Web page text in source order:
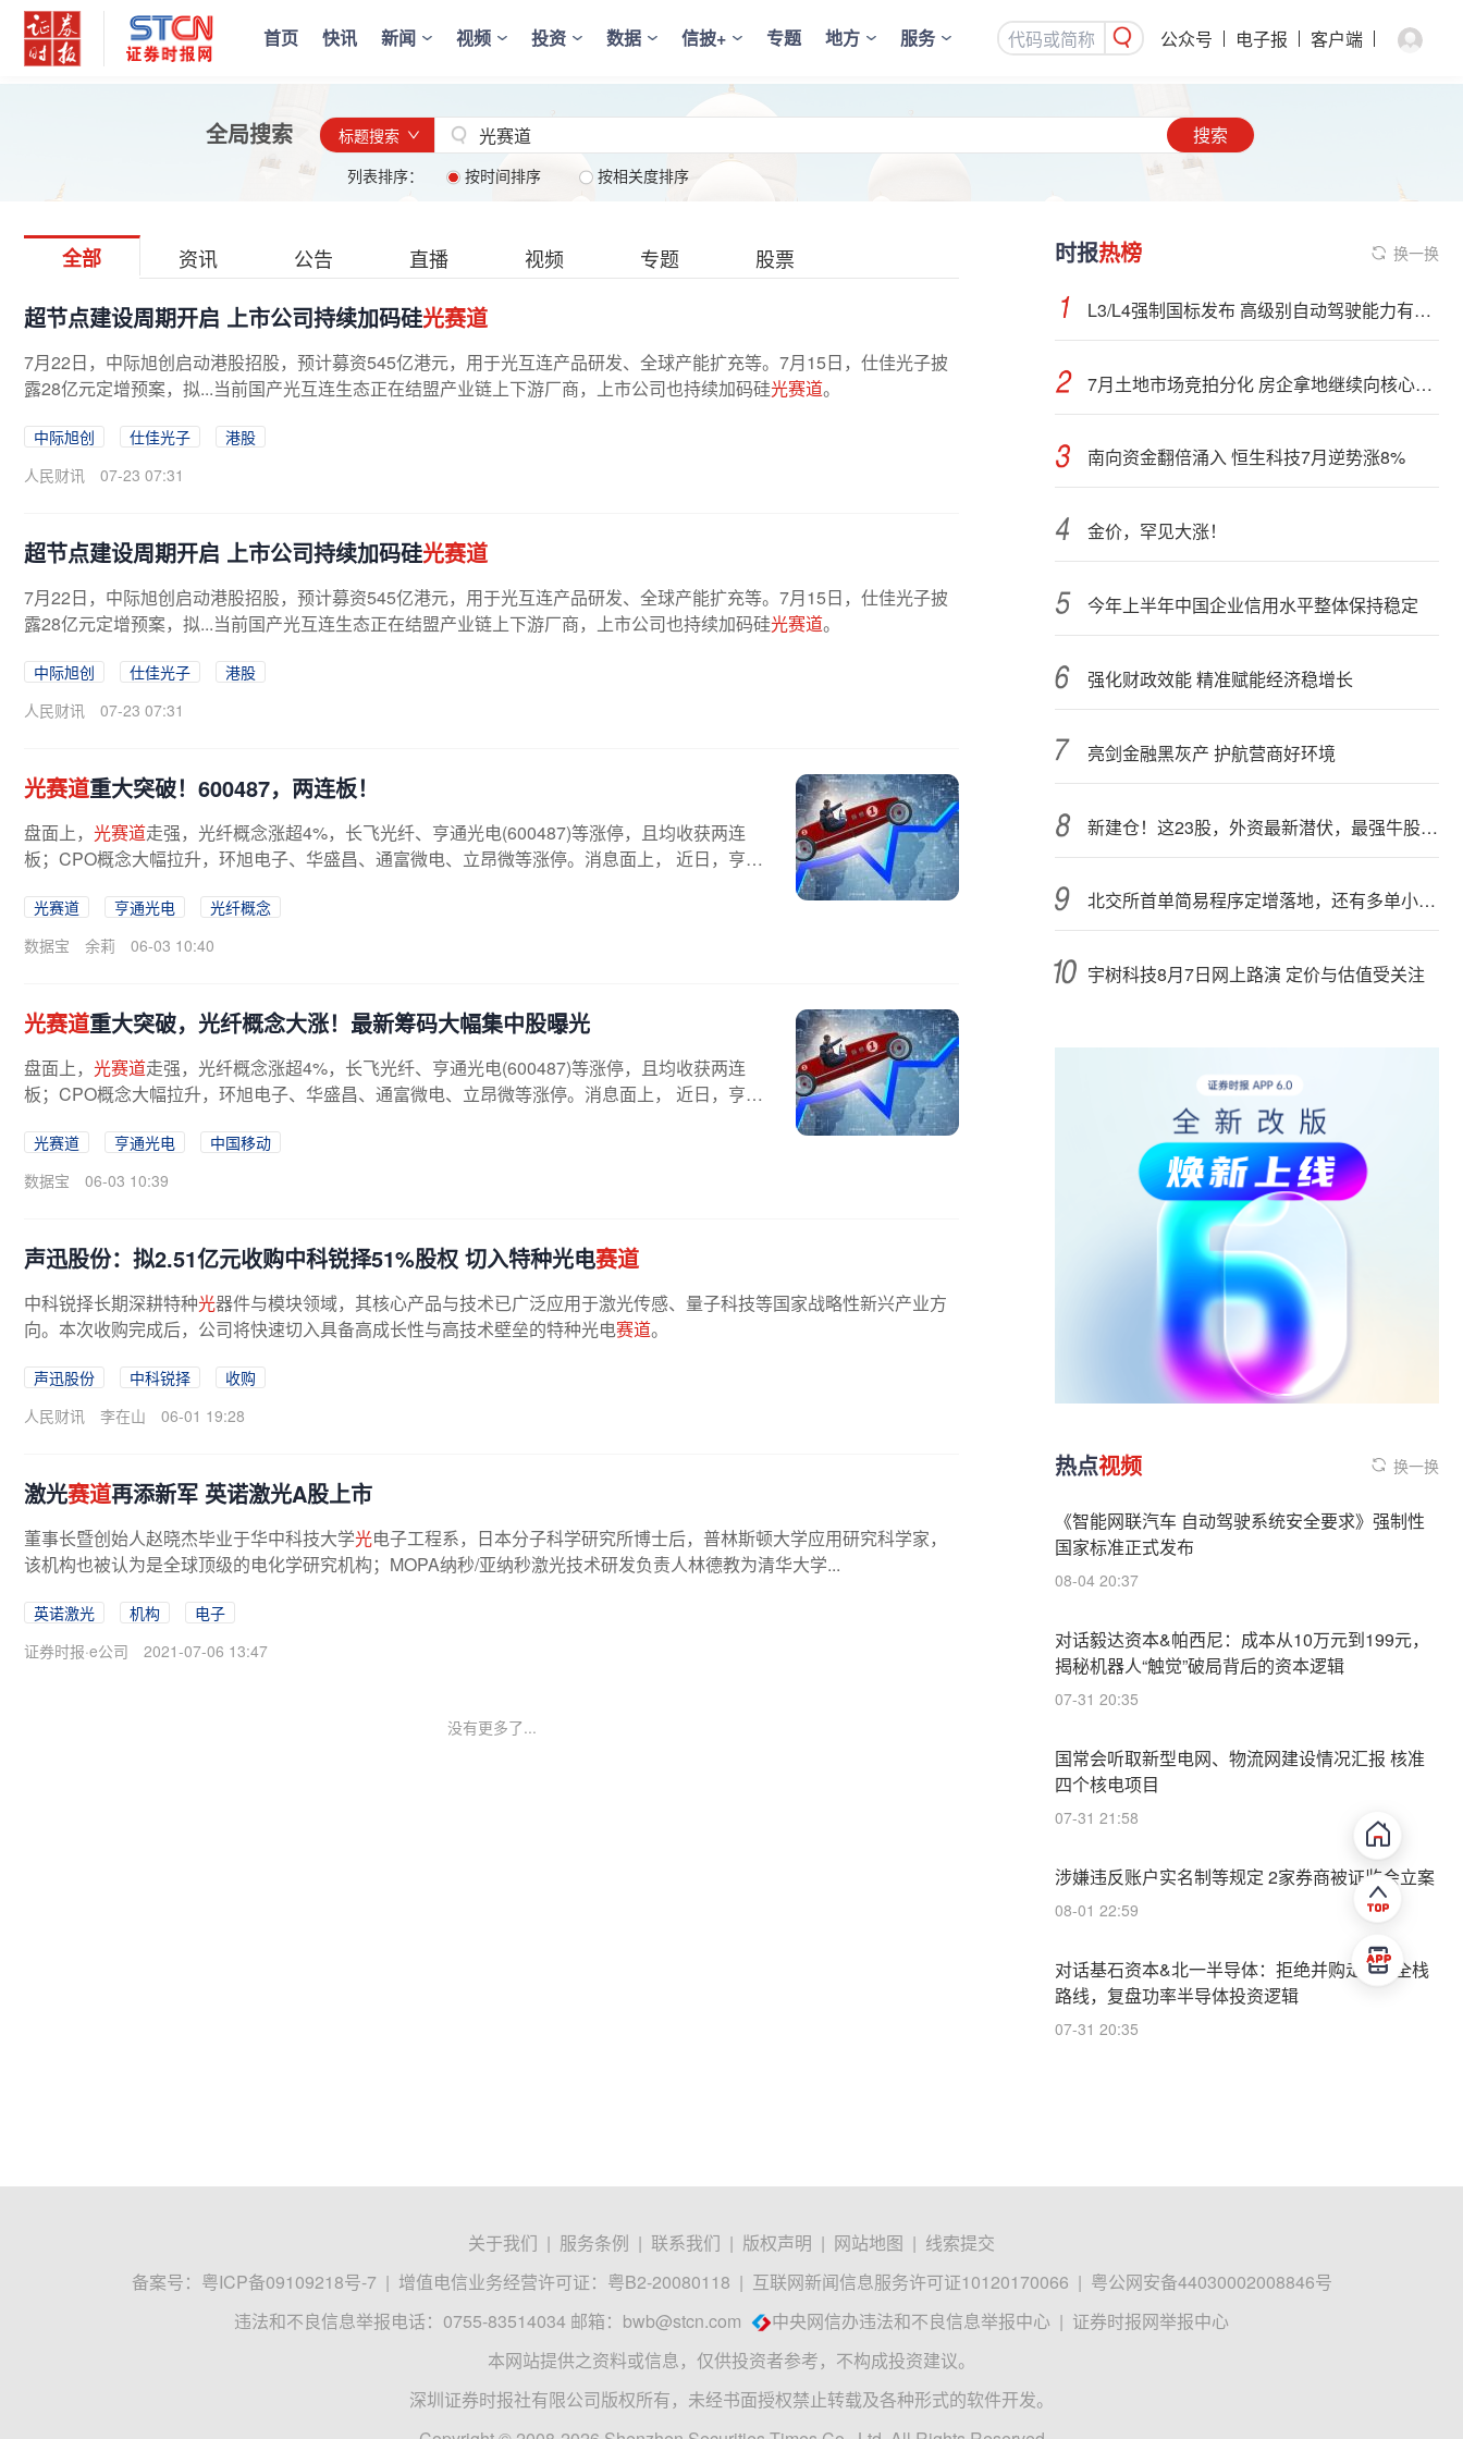
首页 快讯 新闻 视频 投资 数据 信披+ 专题 地方 服务 公众号 电子报 客户端
全局搜索 标题搜索 搜索
列表排序： 按时间排序 按相关度排序
全部 资讯 公告 直播 视频 专题 股票
超节点建设周期开启 上市公司持续加码硅光赛道
7月22日，中际旭创启动港股招股，预计募资545亿港元，用于光互连产品研发、全球产能扩充等。7月15日，仕佳光子披
露28亿元定增预案，拟...当前国产光互连生态正在结盟产业链上下游厂商，上市公司也持续加码硅光赛道。
中际旭创 仕佳光子
港股
人民财讯
07-23 07:31
超节点建设周期开启 上市公司持续加码硅光赛道
7月22日，中际旭创启动港股招股，预计募资545亿港元，用于光互连产品研发、全球产能扩充等。7月15日，仕佳光子披
露28亿元定增预案，拟...当前国产光互连生态正在结盟产业链上下游厂商，上市公司也持续加码硅光赛道。
中际旭创 仕佳光子
港股
人民财讯
07-23 07:31
光赛道重大突破！600487，两连板！
盘面上， 光赛道走强，光纤概念涨超4%，长飞光纤、亨通光电(600487)等涨停，且均收获两连
板；CPO概念大幅拉升，环旭电子、华盛昌、通富微电、立昂微等涨停。消息面上， 近日，亨通
光赛道 亨通光电
光纤概念
数据宝
余莉 06-03 10:40
光赛道重大突破，光纤概念大涨！最新筹码大幅集中股曝光
盘面上， 光赛道走强，光纤概念涨超4%，长飞光纤、亨通光电(600487)等涨停，且均收获两连
板；CPO概念大幅拉升，环旭电子、华盛昌、通富微电、立昂微等涨停。消息面上， 近日，亨通
光赛道 亨通光电
中国移动
数据宝
06-03 10:39
声迅股份：拟2.51亿元收购中科锐择51%股权 切入特种光电赛道
中科锐择长期深耕特种光器件与模块领域，其核心产品与技术已广泛应用于激光传感、量子科技等国家战略性新兴产业方
向。本次收购完成后，公司将快速切入具备高成长性与高技术壁垒的特种光电赛道。
声迅股份 中科锐择
收购
人民财讯
李在山 06-01 19:28
激光赛道再添新军 英诺激光A股上市
董事长暨创始人赵晓杰毕业于华中科技大学光电子工程系，日本分子科学研究所博士后，普林斯顿大学应用研究科学家，
该机构也被认为是全球顶级的电化学研究机构；MOPA纳秒/亚纳秒激光技术研发负责人林德教为清华大学...
英诺激光 机构
电子
证券时报·e公司
2021-07-06 13:47
没有更多了...
时报热榜 换一换
L3/L4强制国标发布 高级别自动驾驶能力有望看齐“老司机”
7月土地市场竞拍分化 房企拿地继续向核心城市聚集
南向资金翻倍涌入 恒生科技7月逆势涨8%
金价，罕见大涨！
今年上半年中国企业信用水平整体保持稳定
强化财政效能 精准赋能经济稳增长
亮剑金融黑灰产 护航营商好环境
新建仓！这23股，外资最新潜伏，最强牛股在列
北交所首单简易程序定增落地，还有多单小额快速融资推进中
宇树科技8月7日网上路演 定价与估值受关注
热点视频 换一换
《智能网联汽车 自动驾驶系统安全要求》强制性
国家标准正式发布
08-04 20:37
对话毅达资本&帕西尼：成本从10万元到199元，
揭秘机器人“触觉”破局背后的资本逻辑
07-31 20:35
国常会听取新型电网、物流网建设情况汇报 核准
四个核电项目
07-31 21:58
涉嫌违反账户实名制等规定 2家券商被证监会立案
08-01 22:59
对话基石资本&北一半导体：拒绝并购走IDM全栈
路线，复盘功率半导体投资逻辑
07-31 20:35
关于我们 | 服务条例 | 联系我们 | 版权声明 | 网站地图 | 线索提交
备案号： 粤ICP备09109218号-7 | 增值电信业务经营许可证：粤B2-20080118 | 互联网新闻信息服务许可证10120170066 | 粤公网安备44030002008846号
违法和不良信息举报电话：0755-83514034 邮箱： bwb@stcn.com 中央网信办违法和不良信息举报中心 | 证券时报网举报中心
本网站提供之资料或信息，仅供投资者参考，不构成投资建议。
深圳证券时报社有限公司版权所有，未经书面授权禁止转载及各种形式的软件开发。